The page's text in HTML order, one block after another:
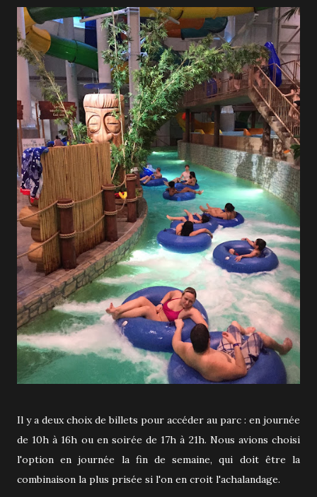
Il y a deux choix de billets pour accéder au parc : en journée
de 10h à 16h ou en soirée de 17h à 21h. Nous avions choisi
l'option en journée la fin de semaine, qui doit être la
combinaison la plus prisée si l'on en croit l'achalandage.